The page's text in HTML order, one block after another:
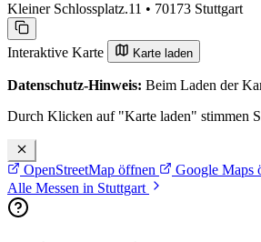
Kleiner Schlossplatz.11 • 70173 Stuttgart
Interaktive Karte Karte laden
Datenschutz-Hinweis: Beim Laden der
Durch Klicken auf "Karte laden" stimmen
OpenStreetMap öffnen
Google Maps
Alle Messen in Stuttgart